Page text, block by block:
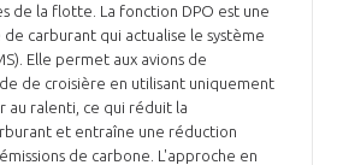
de la flotte. La fonction DPO est une
carburant qui actualise le système
Elle permet aux avions de
de croisière en utilisant uniquement
au ralenti, ce qui réduit la
et entraîne une réduction
de carbone. L'approche en